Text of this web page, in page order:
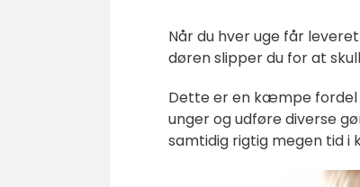
Når du hver uge får
døren slipper du for at
Dette er en kæmpe fordel
unger og udføre diverse
samtidig rigtig megen tid